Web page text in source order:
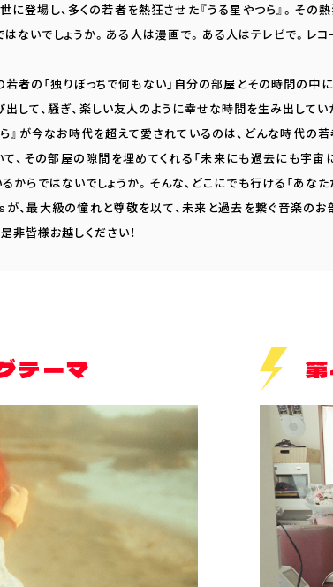
に登場し、多くの若者を熱狂させた『うる星やつら』。その
ないでしょうか。ある人は漫画で。ある人はテレビで。レ
若者の「独りぼっちで何もない」自分の部屋とその時間の中
して、騒ぎ、楽しい友人のように幸せな時間を生み出してい
』が今なお時代を超えて愛されているのは、どんな時代の若
て、その部屋の隙間を埋めてくれる「未来にも過去にも宇
からではないでしょうか。そんな、どこにでも行ける「あな
、最大級の憧れと尊敬を以て、未来と過去を繋ぐ音楽のお
非皆様お越しください！
テーマ